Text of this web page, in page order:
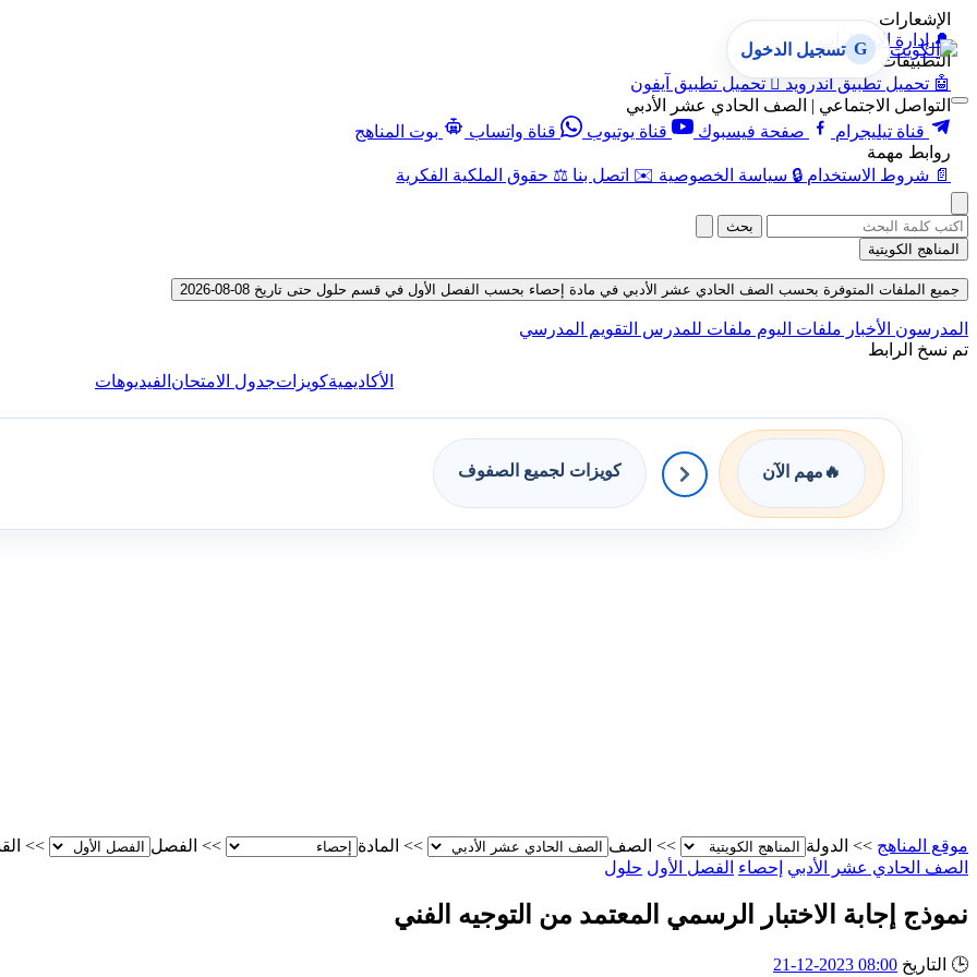
الإشعارات
🔔 إدارة الإشعارات
التطبيقات
🤖 تحميل تطبيق أندرويد  تحميل تطبيق آيفون
التواصل الاجتماعي | الصف الحادي عشر الأدبي
قناة تيليجرام
صفحة فيسبوك قناة يوتيوب قناة واتساب
بوت المناهج
روابط مهمة
📄 شروط الاستخدام 🔒 سياسة الخصوصية ✉️ اتصل بنا ⚖️ حقوق الملكية الفكرية
G تسجيل الدخول
بحث
المناهج الكويتية
جميع الملفات المتوفرة بحسب الصف الحادي عشر الأدبي في مادة إحصاء بحسب الفصل الأول في قسم حلول حتى تاريخ 08-08-2026
المدرسون الأخبار ملفات اليوم ملفات للمدرس التقويم المدرسي
تم نسخ الرابط
الأكاديميةكويزاتجدول الامتحان الفيديوهات
🔥 مهم الآن كويزات لجميع الصفوف
موقع المناهج >> الدولة >> الصف >> المادة >> الفصل >>
الصف الحادي عشر الأدبي إحصاء الفصل الأول حلول
نموذج إجابة الاختبار الرسمي المعتمد من التوجيه الفني
🕒 التاريخ 08:00 2023-12-21